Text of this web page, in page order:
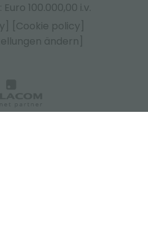
100.000,00 i.v.
[Cookie policy]
ändern]